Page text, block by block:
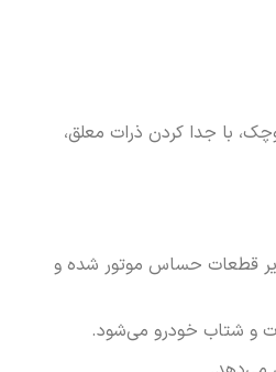
با جدا کردن ذرات معلق،
سایر قطعات حساس موتور شده و
و شتاب خودرو می‌شود.